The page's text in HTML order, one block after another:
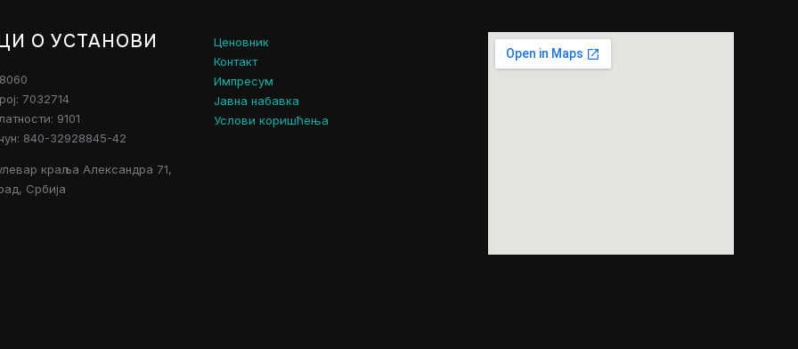
О УСТАНОВИ
7032714
9101
840-32928845-42
краља Александра 71,
Србија
Ценовник
Контакт
Импресум
Јавна набавка
Услови коришћења